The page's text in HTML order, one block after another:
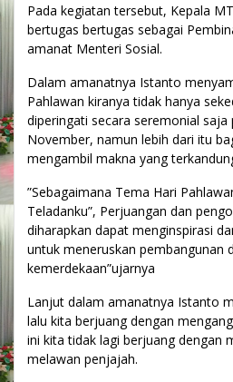
Pada kegiatan tersebut, Kepala
bertugas bertugas sebagai
amanat Menteri Sosial.
Dalam amanatnya Istanto
Pahlawan kiranya tidak hanya
diperingati secara seremonial saja
November, namun lebih dari itu
mengambil makna yang
”Sebagaimana Tema Hari
Teladanku”, Perjuangan dan
diharapkan dapat menginspirasi
untuk meneruskan pembangunan
kemerdekaan”ujarnya
Lanjut dalam amanatnya Istanto
lalu kita berjuang dengan
ini kita tidak lagi berjuang dengan
melawan penjajah.